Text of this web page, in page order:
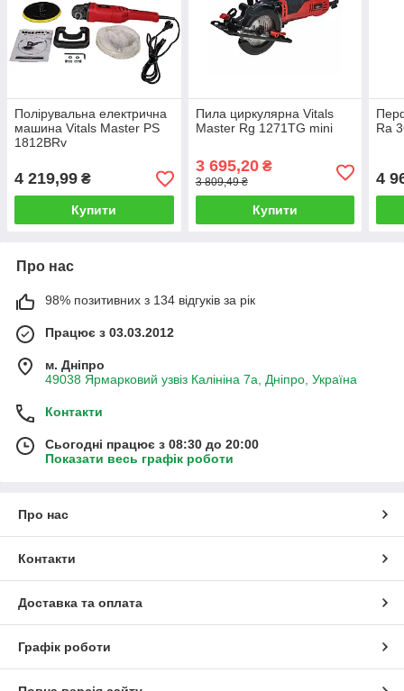
Полірувальна електрична
машина Vitals Master PS
1812BRv
4 219,99 ₴
Купити
Пила циркулярна Vitals
Master Rg 1271TG mini
3 695,20₴
3 809,49 ₴
Купити
Ra
4
Про нас
98% позитивних з 134 відгуків за рік
Працює з 03.03.2012
м. Дніпро
49038 Ярмарковий узвіз Калініна 7а, Дніпро, Україна
Контакти
Сьогодні працює з 08:30 до 20:00
Показати весь графік роботи
Про нас
Контакти
Доставка та оплата
Графік роботи